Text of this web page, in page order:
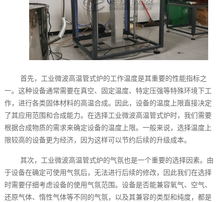
首先，工业微波高温管式炉的工作温度是其重要的性能指标之
一。这种设备通常需要在真空、固定温度、特定压强等特殊环境下工
作，进行各类固体材料的高温合成。因此，设备的温度上限直接决定
了其应用范围和合成能力。在选择工业微波高温管式炉时，我们需要
根据合成物质的需求来确定设备的温度上限。一般来说，选择温度上
限较高的设备更为经济，因为这样可以节约后续的升级成本。
其次，工业微波高温管式炉的气氛也是一个重要的选择因素。由
于设备在确定可使用气氛后，无法进行后续的修改，因此我们在选择
时需要仔细考虑设备的使用气氛范围。设备是否能兼容氧气、空气、
还原气体、惰性气体等不同的气氛，以及其兼容的类型和纯度，都是